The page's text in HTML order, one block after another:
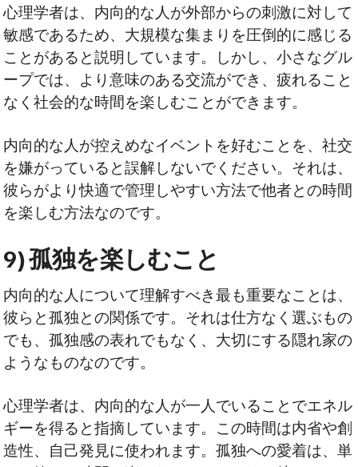
心理学者は、内向的な人が外部からの刺激に対して
敏感であるため、大規模な集まりを圧倒的に感じる
ことがあると説明しています。しかし、小さなグル
ープでは、より意味のある交流ができ、疲れること
なく社会的な時間を楽しむことができます。
内向的な人が控えめなイベントを好むことを、社交
を嫌がっていると誤解しないでください。それは、
彼らがより快適で管理しやすい方法で他者との時間
を楽しむ方法なのです。
9) 孤独を楽しむこと
内向的な人について理解すべき最も重要なことは、
彼らと孤独との関係です。それは仕方なく選ぶもの
でも、孤独感の表れでもなく、大切にする隠れ家の
ようなものなのです。
心理学者は、内向的な人が一人でいることでエネル
ギーを得ると指摘しています。この時間は内省や創
造性、自己発見に使われます。孤独への愛着は、単